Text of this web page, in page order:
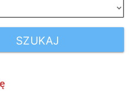
SZUKAJ